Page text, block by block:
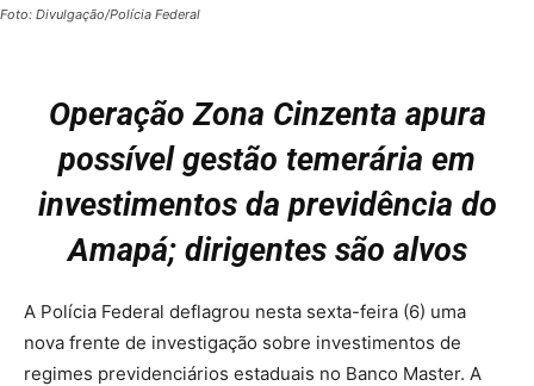
Foto: Divulgação/Polícia Federal
Operação Zona Cinzenta apura
possível gestão temerária em
investimentos da previdência do
Amapá; dirigentes são alvos
A Polícia Federal deflagrou nesta sexta-feira (6) uma
nova frente de investigação sobre investimentos de
regimes previdenciários estaduais no Banco Master. A